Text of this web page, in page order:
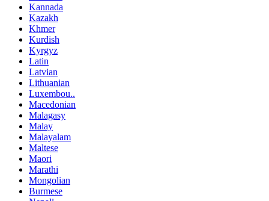
Kannada
Kazakh
Khmer
Kurdish
Kyrgyz
Latin
Latvian
Lithuanian
Luxembou..
Macedonian
Malagasy
Malay
Malayalam
Maltese
Maori
Marathi
Mongolian
Burmese